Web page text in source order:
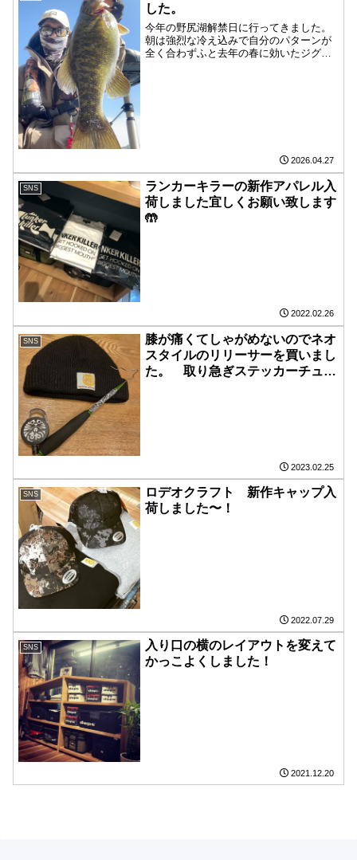
した。
今年の野尻湖解禁日に行ってきました。
朝は強烈な冷え込みで自分のパターンが
全く合わずふと去年の春に効いたジグヘ
2026.04.27
SNS
ランカーキラーの新作アパレル入
荷しました️宜しくお願い致します
🤲
2022.02.26
SNS
膝が痛くてしゃがめないのでネオ
スタイルのリリーサーを買いまし
た。 取り急ぎステッカーチュー
2023.02.25
SNS
ロデオクラフト 新作キャップ入
荷しました〜！
2022.07.29
SNS
入り口の横のレイアウトを変えて
かっこよくしました！
2021.12.20